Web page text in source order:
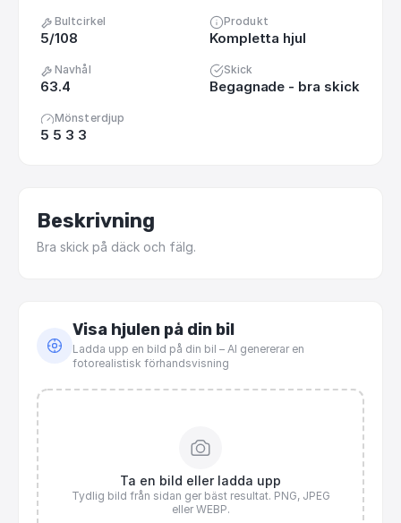
Bultcirkel
5/108
Produkt
Kompletta hjul
Navhål
63.4
Skick
Begagnade - bra skick
Mönsterdjup
5 5 3 3
Beskrivning
Bra skick på däck och fälg.
Visa hjulen på din bil
Ladda upp en bild på din bil – AI genererar en
fotorealistisk förhandsvisning
Ta en bild eller ladda upp
Tydlig bild från sidan ger bäst resultat. PNG, JPEG
eller WEBP.